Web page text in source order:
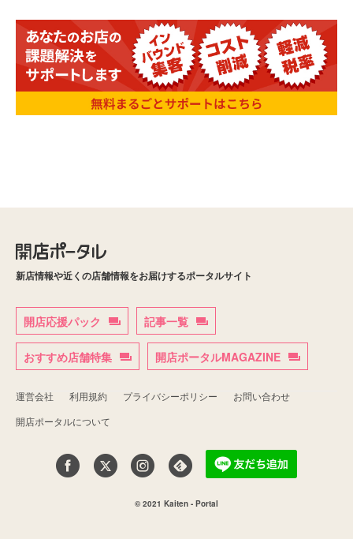
新店情報や近くの店舗情報をお届けするポータルサイト
開店応援パック 記事一覧
おすすめ店舗特集 開店ポータルMAGAZINE
運営会社 利用規約 プライバシーポリシー
お問い合わせ
開店ポータルについて
© 2021 Kaiten - Portal